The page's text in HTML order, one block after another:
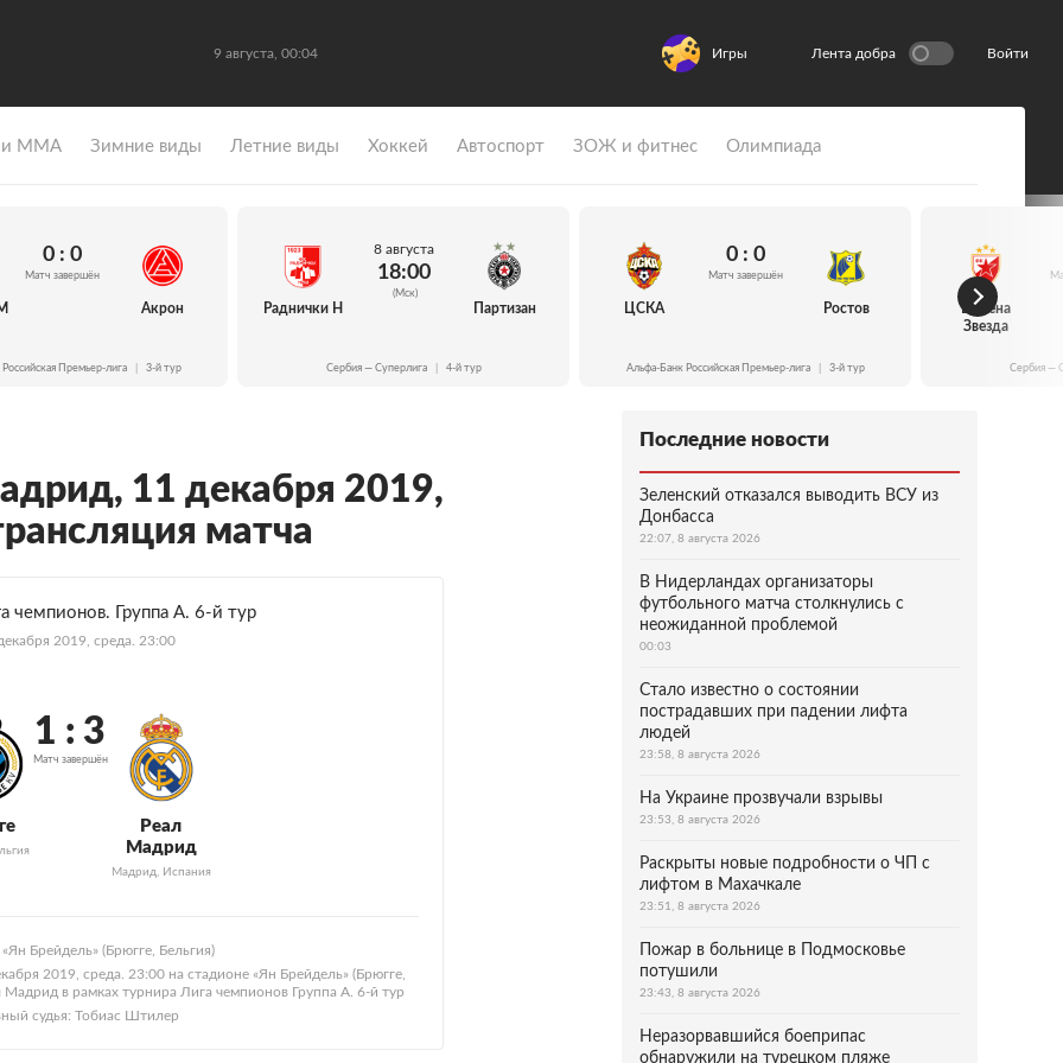
9 августа, 00:04 Игры Лента добра Войти
и ММА Зимние виды Летние виды Хоккей Автоспорт ЗОЖ и фитнес Олимпиада
0 : 0
Матч завершён
Акрон
Премьер-лига 3-й тур
Раднички Н
8 августа
18:00
(Мск)
Партизан
Сербия — Суперлига 4-й тур
ЦСКА
0 : 0
Матч завершён
Ростов
Альфа-Банк Российская Премьер-лига 3-й тур
Црвена
Звезда
Сербия —
11 декабря 2019,
матча
чемпионов. Группа А. 6-й тур
2019, среда. 23:00
1 : 3
Матч завершён
Реал
Мадрид
Мадрид, Испания
Брейдель» (Брюгге, Бельгия)
2019, среда. 23:00 на стадионе «Ян Брейдель» (Брюгге,
Мадрид в рамках турнира Лига чемпионов Группа А. 6-й тур
судья: Тобиас Штилер
Последние новости
Зеленский отказался выводить ВСУ из
Донбасса
22:07, 8 августа 2026
В Нидерландах организаторы
футбольного матча столкнулись с
неожиданной проблемой
00:03
Стало известно о состоянии
пострадавших при падении лифта
людей
23:58, 8 августа 2026
На Украине прозвучали взрывы
23:53, 8 августа 2026
Раскрыты новые подробности о ЧП с
лифтом в Махачкале
23:51, 8 августа 2026
Пожар в больнице в Подмосковье
потушили
23:43, 8 августа 2026
Неразорвавшийся боеприпас
обнаружили на турецком пляже